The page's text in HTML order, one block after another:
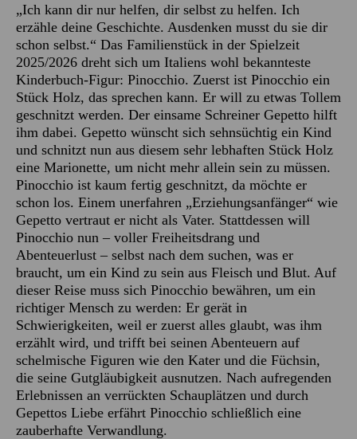
„Ich kann dir nur helfen, dir selbst zu helfen. Ich
erzähle deine Geschichte. Ausdenken musst du sie dir
schon selbst.“ Das Familienstück in der Spielzeit
2025/2026 dreht sich um Italiens wohl bekannteste
Kinderbuch-Figur: Pinocchio. Zuerst ist Pinocchio ein
Stück Holz, das sprechen kann. Er will zu etwas Tollem
geschnitzt werden. Der einsame Schreiner Gepetto hilft
ihm dabei. Gepetto wünscht sich sehnsüchtig ein Kind
und schnitzt nun aus diesem sehr lebhaften Stück Holz
eine Marionette, um nicht mehr allein sein zu müssen.
Pinocchio ist kaum fertig geschnitzt, da möchte er
schon los. Einem unerfahren „Erziehungsanfänger“ wie
Gepetto vertraut er nicht als Vater. Stattdessen will
Pinocchio nun – voller Freiheitsdrang und
Abenteuerlust – selbst nach dem suchen, was er
braucht, um ein Kind zu sein aus Fleisch und Blut. Auf
dieser Reise muss sich Pinocchio bewähren, um ein
richtiger Mensch zu werden: Er gerät in
Schwierigkeiten, weil er zuerst alles glaubt, was ihm
erzählt wird, und trifft bei seinen Abenteuern auf
schelmische Figuren wie den Kater und die Füchsin,
die seine Gutgläubigkeit ausnutzen. Nach aufregenden
Erlebnissen an verrückten Schauplätzen und durch
Gepettos Liebe erfährt Pinocchio schließlich eine
zauberhafte Verwandlung.